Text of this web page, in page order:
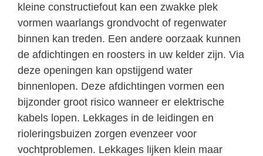
kleine constructiefout kan een zwakke plek
vormen waarlangs grondvocht of regenwater
binnen kan treden. Een andere oorzaak kunnen
de afdichtingen en roosters in uw kelder zijn. Via
deze openingen kan opstijgend water
binnenlopen. Deze afdichtingen vormen een
bijzonder groot risico wanneer er elektrische
kabels lopen. Lekkages in de leidingen en
rioleringsbuizen zorgen evenzeer voor
vochtproblemen. Lekkages lijken klein maar